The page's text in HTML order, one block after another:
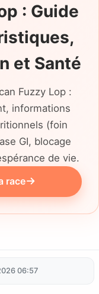
: Guide
et Santé
Fuzzy Lop :
informations
(foin
GI, blocage
de vie.
race
06:57